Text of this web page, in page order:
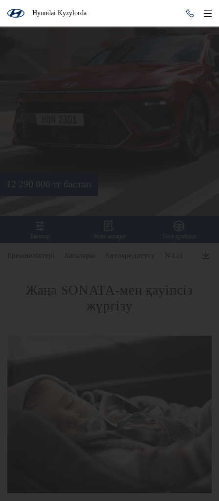
Hyundai Kyzylorda
SONATA
12 290 000 тг бастап
Бағалар Жеке ақпарат Тест-драйвқа
Ерекшеліктері Бағалары Автокредиттеу N-Line
Жаңа SONATA-мен қауіпсіз
жүргізу